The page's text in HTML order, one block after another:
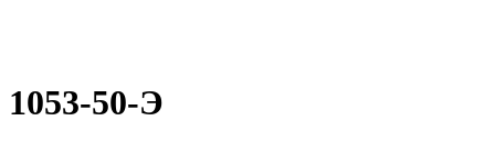
1053-50-Э